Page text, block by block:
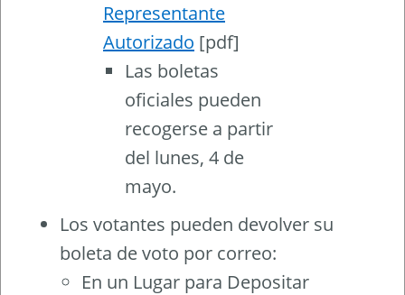
Representante
Autorizado [pdf]
Las boletas
oficiales pueden
recogerse a partir
del lunes, 4 de
mayo.
Los votantes pueden devolver su
boleta de voto por correo:
En un Lugar para Depositar